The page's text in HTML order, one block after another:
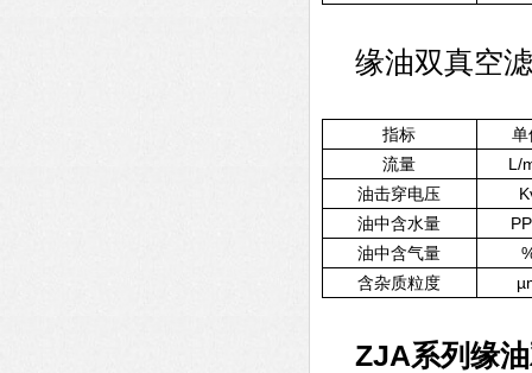
缘油双真空
指标
流量
L/
油击穿电压
油中含水量
油中含气量
含杂质粒度
µ
ZJA系列缘油